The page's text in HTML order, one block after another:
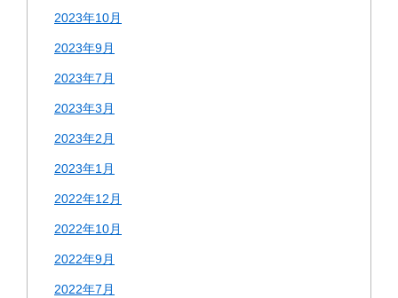
2023年10月
2023年9月
2023年7月
2023年3月
2023年2月
2023年1月
2022年12月
2022年10月
2022年9月
2022年7月